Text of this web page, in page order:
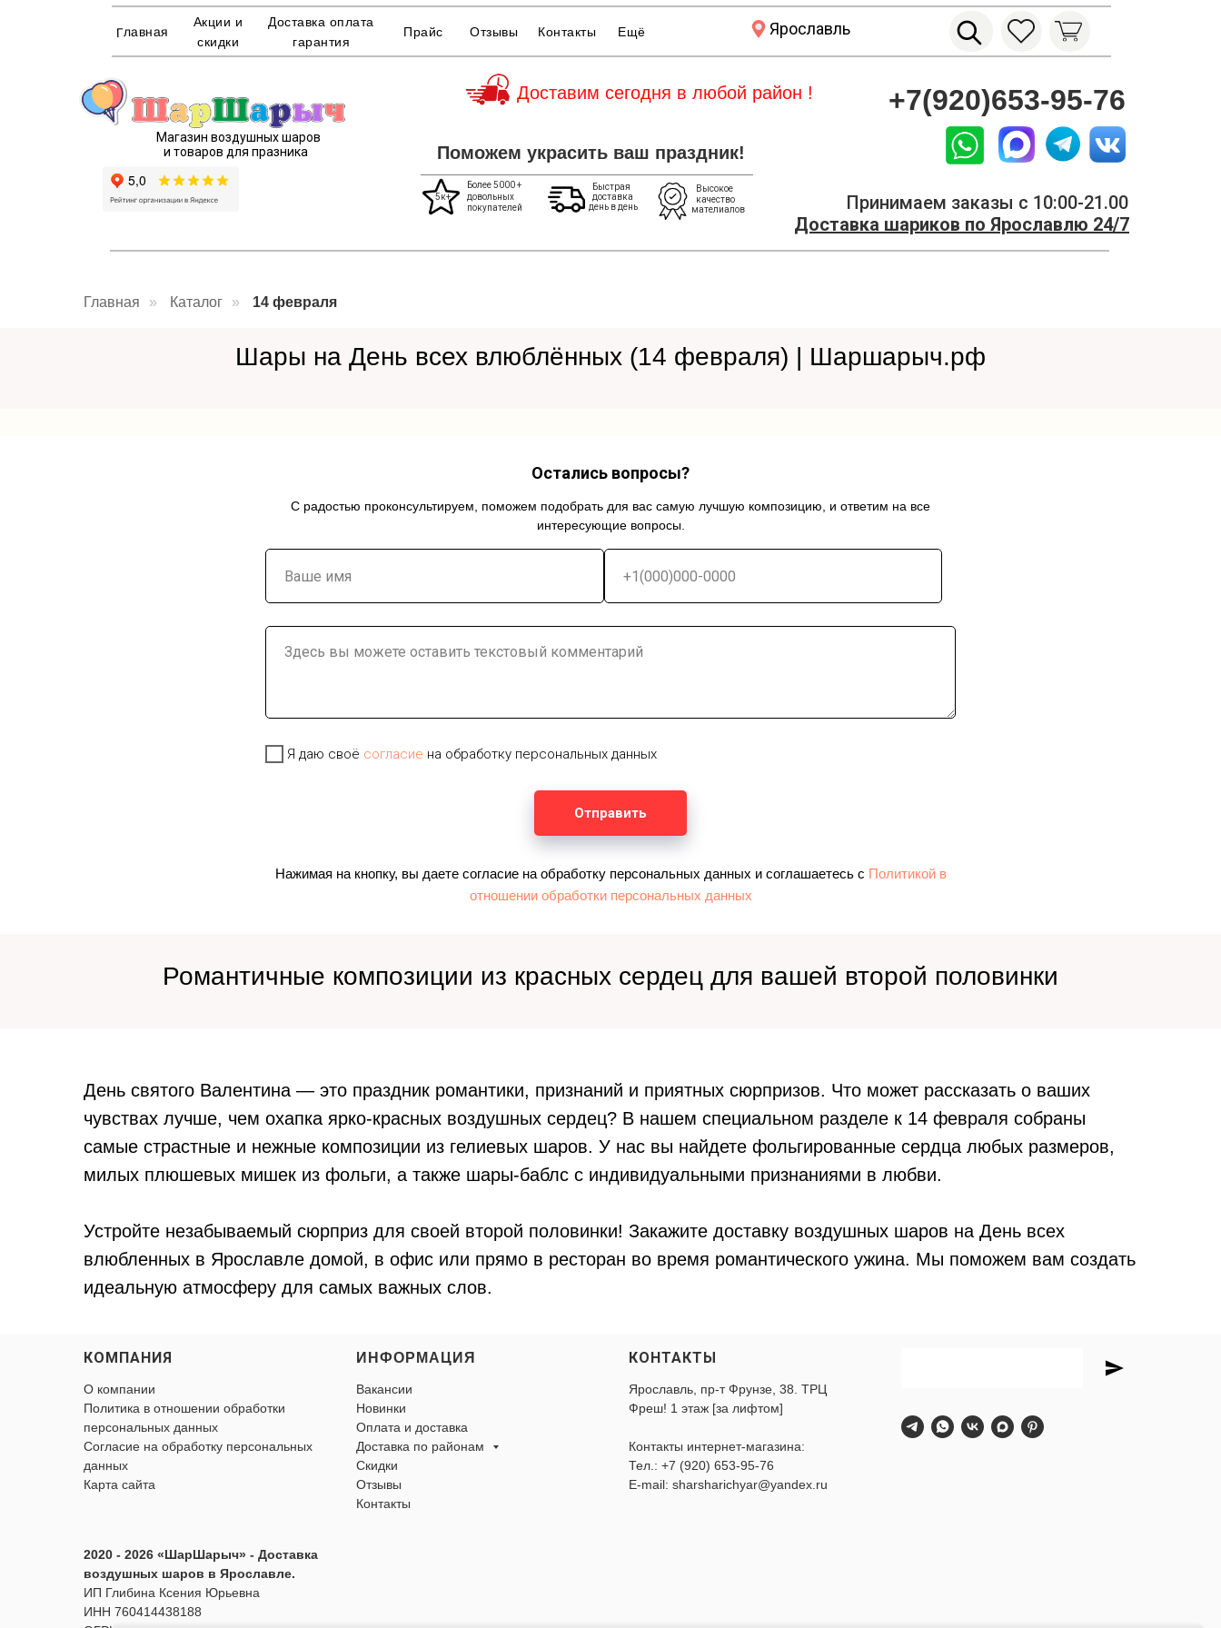
Главная Прайс
Доставка оплата
гарантия
Отзывы Контакты
Акции и
скидки
Ярославль
Ещё
+7(920)653-95-76
Принимаем заказы с 10:00-21.00
Доставка шариков по Ярославлю 24/7
Магазин воздушных шаров
и товаров для празника
довольных
5к+
покупателей
Быстрая
доставка
Более 5000 +
Высокое
качество
Поможем украсить ваш праздник!
мателиалов
день в день
Доставим сегодня в любой район !
Главная » Каталог » 14 февраля
Шары на День всех влюблённых (14 февраля) | Шаршарыч.рф
Остались вопросы?
С радостью проконсультируем, поможем подобрать для вас самую лучшую композицию, и ответим на все
интересующие вопросы.
Я даю своё согласие на обработку персональных данных
Отправить
Нажимая на кнопку, вы даете согласие на обработку персональных данных и соглашаетесь c Политикой в
отношении обработки персональных данных
Романтичные композиции из красных сердец для вашей второй половинки
День святого Валентина — это праздник романтики, признаний и приятных сюрпризов. Что может рассказать о ваших
чувствах лучше, чем охапка ярко-красных воздушных сердец? В нашем специальном разделе к 14 февраля собраны
самые страстные и нежные композиции из гелиевых шаров. У нас вы найдете фольгированные сердца любых размеров,
милых плюшевых мишек из фольги, а также шары-баблс с индивидуальными признаниями в любви.
Устройте незабываемый сюрприз для своей второй половинки! Закажите доставку воздушных шаров на День всех
влюбленных в Ярославле домой, в офис или прямо в ресторан во время романтического ужина. Мы поможем вам создать
идеальную атмосферу для самых важных слов.
КОМПАНИЯ
О компании
Политика в отношении обработки
персональных данных
Согласие на обработку персональных
данных
Карта сайта
ИНФОРМАЦИЯ
Вакансии
Новинки
Оплата и доставка
Доставка по районам
Скидки
Отзывы
Контакты
КОНТАКТЫ
Ярославль, пр-т Фрунзе, 38. ТРЦ
Фреш! 1 этаж [за лифтом]
Контакты интернет-магазина:
Тел.: +7 (920) 653-95-76
E-mail: sharsharichyar@yandex.ru
2020 - 2026 «ШарШарыч» - Доставка
воздушных шаров в Ярославле.
ИП Глибина Ксения Юрьевна
ИНН 760414438188